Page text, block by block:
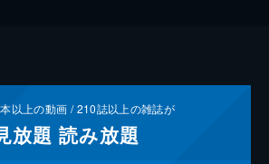
本以上の動画 /210誌以上の雑誌が
放題 読み放題